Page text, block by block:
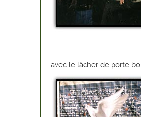
avec le lâcher de porte